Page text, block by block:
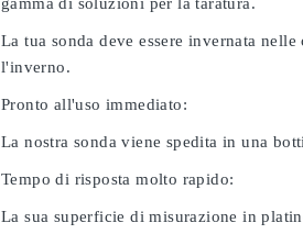
La tua sonda deve essere invernata
l'inverno.
Pronto all'uso immediato:
La nostra sonda viene spedita in una
Tempo di risposta molto rapido:
La sua superficie di misurazione in